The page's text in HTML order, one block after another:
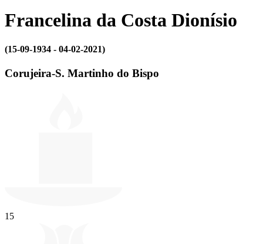
Francelina da Costa Dionísio
(15-09-1934 - 04-02-2021)
Corujeira-S. Martinho do Bispo
15